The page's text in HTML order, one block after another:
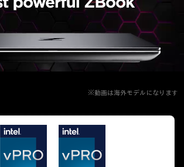
※動画は海外モデルになります